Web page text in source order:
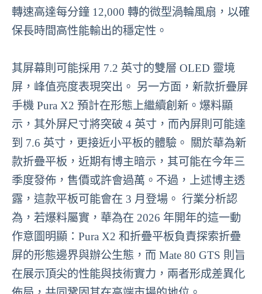
轉速高達每分鐘 12,000 轉的微型渦輪風扇，以確
保長時間高性能輸出的穩定性。
其屏幕則可能採用 7.2 英寸的雙層 OLED 靈境
屏，峰值亮度表現突出。 另一方面，新款折疊屏
手機 Pura X2 預計在形態上繼續創新。爆料顯
示，其外屏尺寸將突破 4 英寸，而內屏則可能達
到 7.6 英寸，更接近小平板的體驗。 關於華為新
款折疊平板，近期有博主暗示，其可能在今年三
季度發佈，售價或許會過萬。不過，上述博主透
露，這款平板可能會在 3 月登場。 行業分析認
為，若爆料屬實，華為在 2026 年開年的這一動
作意圖明顯：Pura X2 和折疊平板負責探索折疊
屏的形態邊界與辦公生態，而 Mate 80 GTS 則旨
在展示頂尖的性能與技術實力，兩者形成差異化